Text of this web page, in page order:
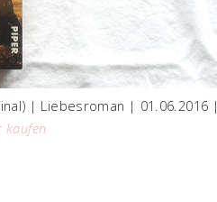
| Liebesroman | 01.06.2016 |
kaufen